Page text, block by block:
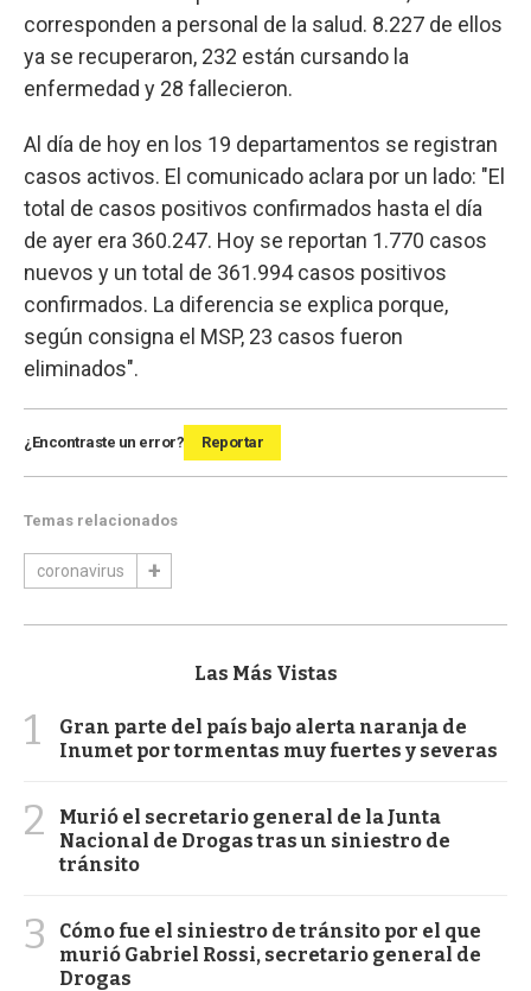
corresponden a personal de la salud. 8.227 de ellos
ya se recuperaron, 232 están cursando la
enfermedad y 28 fallecieron.
Al día de hoy en los 19 departamentos se registran
casos activos. El comunicado aclara por un lado: "El
total de casos positivos confirmados hasta el día
de ayer era 360.247. Hoy se reportan 1.770 casos
nuevos y un total de 361.994 casos positivos
confirmados. La diferencia se explica porque,
según consigna el MSP, 23 casos fueron
eliminados".
¿Encontraste un error? Reportar
Temas relacionados
coronavirus
Las Más Vistas
1
Gran parte del país bajo alerta naranja de
Inumet por tormentas muy fuertes y severas
2
Murió el secretario general de la Junta
Nacional de Drogas tras un siniestro de
tránsito
3
Cómo fue el siniestro de tránsito por el que
murió Gabriel Rossi, secretario general de
Drogas